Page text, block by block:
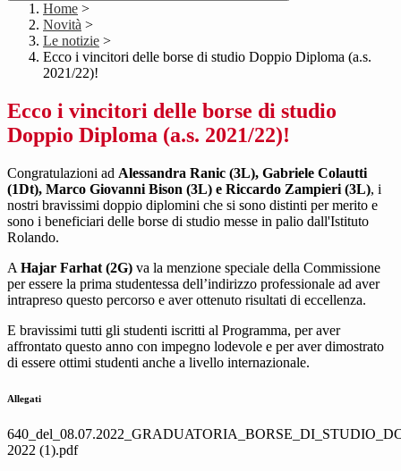
Home >
Novità >
Le notizie >
Ecco i vincitori delle borse di studio Doppio Diploma (a.s.
2021/22)!
Ecco i vincitori delle borse di studio
Doppio Diploma (a.s. 2021/22)!
Congratulazioni ad Alessandra Ranic (3L), Gabriele Colautti
(1Dt), Marco Giovanni Bison (3L) e Riccardo Zampieri (3L), i
nostri bravissimi doppio diplomini che si sono distinti per merito e
sono i beneficiari delle borse di studio messe in palio dall'Istituto
Rolando.
A Hajar Farhat (2G) va la menzione speciale della Commissione
per essere la prima studentessa dell’indirizzo professionale ad aver
intrapreso questo percorso e aver ottenuto risultati di eccellenza.
E bravissimi tutti gli studenti iscritti al Programma, per aver
affrontato questo anno con impegno lodevole e per aver dimostrato
di essere ottimi studenti anche a livello internazionale.
Allegati
2022 (1).pdf